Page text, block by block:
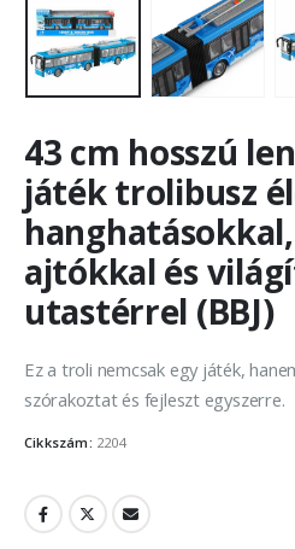
43 cm hosszú
játék trolibusz
ajtókkal és
utastérrel (BBJ)
Ez a troli nemcsak egy játék,
szórakoztat és fejleszt egyszerre.
Cikkszám: 2204